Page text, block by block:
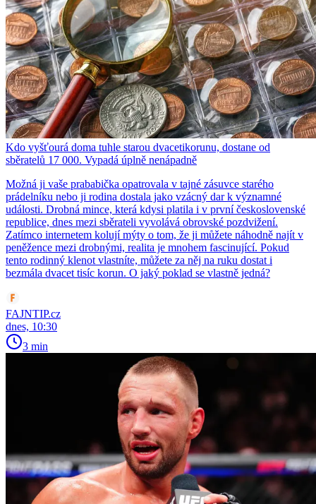
Kdo vyšťourá doma tuhle starou dvacetikorunu, dostane od
sběratelů 17 000. Vypadá úplně nenápadně
Možná ji vaše prababička opatrovala v tajné zásuvce starého
prádelníku nebo ji rodina dostala jako vzácný dar k významné
události. Drobná mince, která kdysi platila i v první československé
republice, dnes mezi sběrateli vyvolává obrovské pozdvižení.
Zatímco internetem kolují mýty o tom, že ji můžete náhodně najít v
peněžence mezi drobnými, realita je mnohem fascinující. Pokud
tento rodinný klenot vlastníte, můžete za něj na ruku dostat i
bezmála dvacet tisíc korun. O jaký poklad se vlastně jedná?
FAJNTIP.cz
dnes, 10:30
3 min